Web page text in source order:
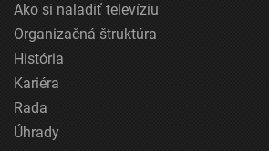
Ako si naladiť televíziu
Organizačná štruktúra
História
Kariéra
Rada
Úhrady